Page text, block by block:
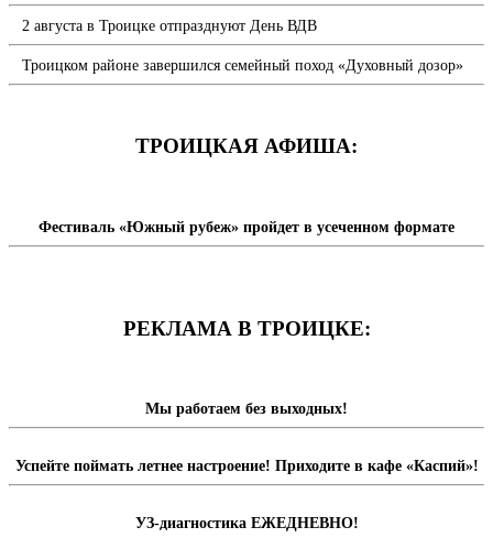
2 августа в Троицке отпразднуют День ВДВ
Троицком районе завершился семейный поход «Духовный дозор»
ТРОИЦКАЯ АФИША:
Фестиваль «Южный рубеж» пройдет в усеченном формате
РЕКЛАМА В ТРОИЦКЕ:
Мы работаем без выходных!
Успейте поймать летнее настроение! Приходите в кафе «Каспий»!
УЗ-диагностика ЕЖЕДНЕВНО!